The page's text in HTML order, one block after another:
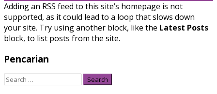
Adding an RSS feed to this site’s homepage is not
supported, as it could lead to a loop that slows down
your site. Try using another block, like the Latest Posts
block, to list posts from the site.
Pencarian
Search